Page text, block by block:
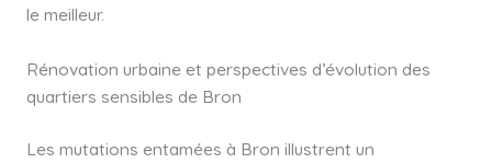
le meilleur.
Rénovation urbaine et perspectives d’évolution des
quartiers sensibles de Bron
Les mutations entamées à Bron illustrent un